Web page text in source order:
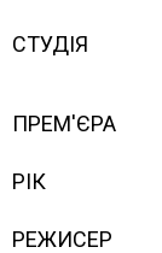
СТУДІЯ
ПРЕМ'ЄРА
РІК
РЕЖИСЕР